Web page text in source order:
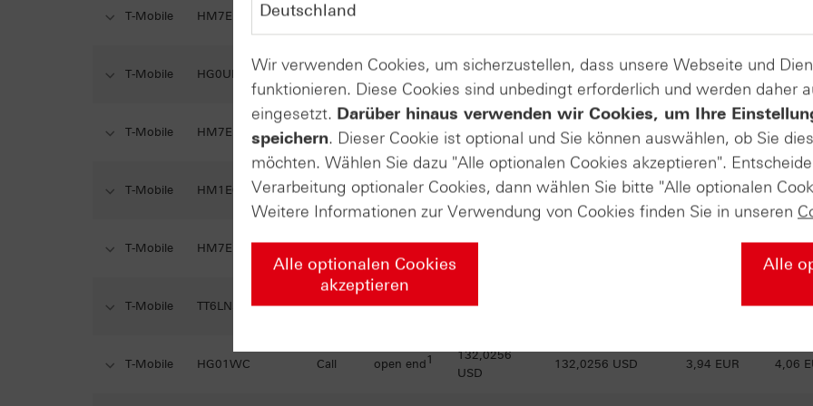
T-Mobile HM7EE1 Call
T-Mobile HG0UHE Call open end1
142,3559
USD
142,3559 USD 3,05 EUR 3,17
T-Mobile HM7EE0 Call open end
140,6208
USD
140,6208 USD 3,20 EUR 3,32
T-Mobile HM1E0G Call open end 1
138,9252
138,9252 USD 0,33 EUR 0,35
T-Mobile HM7EDZ 1
T-Mobile TT6LNS Call open end 3,75
T-Mobile HG01WC Call open end1
132,0256
USD
132,0256 USD 3,94 EUR 4,06
Wir verwenden Cookies, um sicherzustellen, dass unsere Webseite und
funktionieren. Diese Cookies sind unbedingt erforderlich und werden daher
eingesetzt. Darüber hinaus verwenden wir Cookies, um Ihre
speichern. Dieser Cookie ist optional und Sie können auswählen, ob Sie
möchten. Wählen Sie dazu "Alle optionalen Cookies akzeptieren".
Verarbeitung optionaler Cookies, dann wählen Sie bitte "Alle optionalen
Weitere Informationen zur Verwendung von Cookies finden Sie in unseren
Alle optionalen Cookies
akzeptieren
Alle